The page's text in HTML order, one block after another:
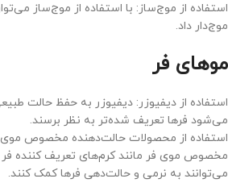
استفاده از موج‌ساز: با استفاده از موج‌ساز
موج‌دار داد.
موهای فر
استفاده از دیفیوزر: دیفیوزر به حفظ حالت
می‌شود فرها تعریف شده‌تر به نظر برسند.
استفاده از محصولات حالت‌دهنده مخصوص
مخصوص موی فر مانند کرم‌های تعریف کننده
می‌توانند به نرمی و حالت‌دهی فرها کمک کنند.